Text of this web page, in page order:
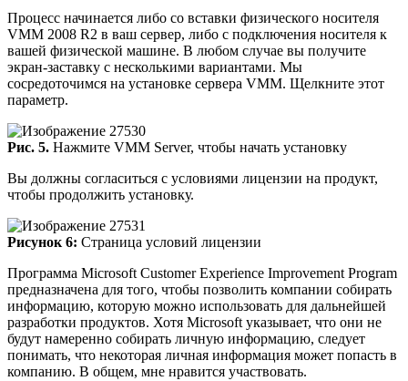
Процесс начинается либо со вставки физического носителя
VMM 2008 R2 в ваш сервер, либо с подключения носителя к
вашей физической машине. В любом случае вы получите
экран-заставку с несколькими вариантами. Мы
сосредоточимся на установке сервера VMM. Щелкните этот
параметр.
Рис. 5. Нажмите VMM Server, чтобы начать установку
Вы должны согласиться с условиями лицензии на продукт,
чтобы продолжить установку.
Рисунок 6: Страница условий лицензии
Программа Microsoft Customer Experience Improvement Program
предназначена для того, чтобы позволить компании собирать
информацию, которую можно использовать для дальнейшей
разработки продуктов. Хотя Microsoft указывает, что они не
будут намеренно собирать личную информацию, следует
понимать, что некоторая личная информация может попасть в
компанию. В общем, мне нравится участвовать.